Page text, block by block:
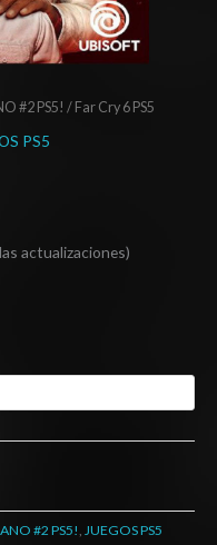
#2 PS5! / Far Cry 6 PS5
PS5
actualizaciones)
#2 PS5!, JUEGOS PS5